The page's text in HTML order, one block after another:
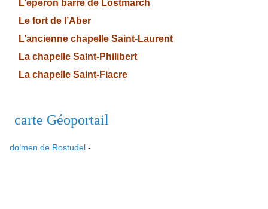
L’éperon barré de Lostmarch
Le fort de l’Aber
L’ancienne chapelle Saint-Laurent
La chapelle Saint-Philibert
La chapelle Saint-Fiacre
carte Géoportail
dolmen de Rostudel -